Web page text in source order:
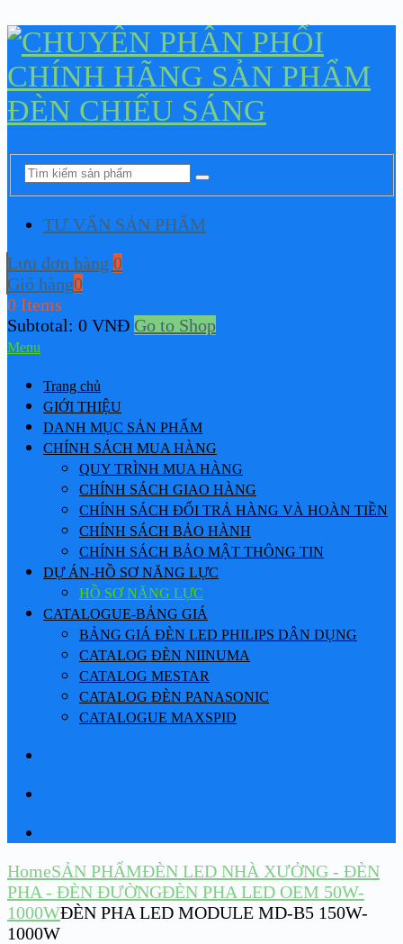
TƯ VẤN SẢN PHẨM
Lưu đơn hàng 0
Giỏ hàng0
0 Items
Subtotal: 0 VNĐ Go to Shop
Menu
Trang chủ
GIỚI THIỆU
DANH MỤC SẢN PHẨM
CHÍNH SÁCH MUA HÀNG
QUY TRÌNH MUA HÀNG
CHÍNH SÁCH GIAO HÀNG
CHÍNH SÁCH ĐỔI TRẢ HÀNG VÀ HOÀN TIỀN
CHÍNH SÁCH BẢO HÀNH
CHÍNH SÁCH BẢO MẬT THÔNG TIN
DỰ ÁN-HỒ SƠ NĂNG LỰC
HỒ SƠ NĂNG LỰC
CATALOGUE-BẢNG GIÁ
BẢNG GIÁ ĐÈN LED PHILIPS DÂN DỤNG
CATALOG ĐÈN NIINUMA
CATALOG MESTAR
CATALOG ĐÈN PANASONIC
CATALOGUE MAXSPID
HomeSẢN PHẨMĐÈN LED NHÀ XƯỞNG - ĐÈN
PHA - ĐÈN ĐƯỜNGĐÈN PHA LED OEM 50W-
1000WĐÈN PHA LED MODULE MD-B5 150W-
1000W